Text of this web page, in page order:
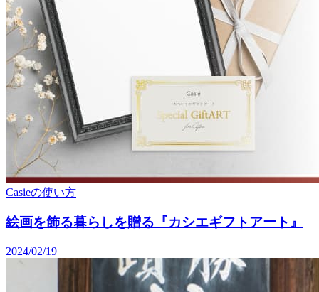
Casieの使い方
絵画を飾る暮らしを贈る『カシエギフトアート』
2024/02/19